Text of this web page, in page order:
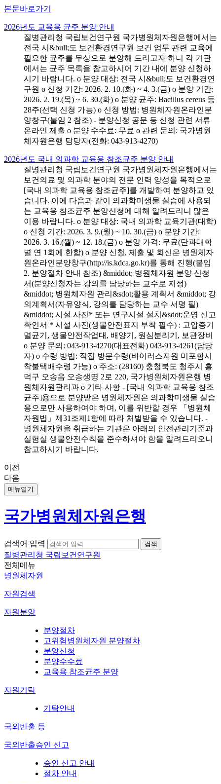
본문바로가기
2026년도 교육용 균주 분양 안내
질병관리청 국립보건연구원 국가병원체자원은행에서는
전국 시&bull;도 보건환경연구원 보건 업무 관련 교육에
필요한 균주를 무상으로 분양해 드리고자 하니 각 기관
에서는 균주 목록을 참고하시어 기간 내에 분양 신청하
시기 바랍니다. o 분양 대상: 전국 시&bull;도 보건환경연
구원 o 신청 기간: 2026. 2. 10.(화) ~ 4. 3.(금) o 분양 기간:
2026. 2. 19.(목) ~ 6. 30.(화) o 분양 균주: Bacillus cereus 등
28주(선택 신청 가능) o 신청 방법: 병원체자원온라인분
양창구(붙임 2 참조) - 분양신청 공문 등 신청 관련 서류
온라인 제출 o 분양 수수료: 무료 o 관련 문의: 국가병원
체자원은행 담당자(전화: 043-913-4270)
2026년도 국내 의과학 교육용 참조균주 분양 안내
질병관리청 국립보건연구원 국가병원체자원은행에서는
보건의료 및 의과학 분야의 전문 인력 양성을 목적으로
[국내 의과학 교육용 참조균주]를 개발하여 분양하고 있
습니다. 이에 다음과 같이 의과학미생물 실습에 사용되
는 교육용 참조균주 분양신청에 대해 알려드리니 많은
이용 바랍니다. o 분양 대상: 국내 의과학 교육기관(대학)
o 신청 기간: 2026. 3. 9.(월) ~ 10. 30.(금) o 분양 기간:
2026. 3. 16.(월) ~ 12. 18.(금) o 분양 가격: 무료(단과대학
별 연 1회에 한함) o 분양 신청, 제출 및 회신은 병원체자
원온라인분양창구(http://is.kdca.go.kr)를 통해 진행(붙임
2. 분양절차 안내 참조) &middot; 병원체자원 분양 신청
서(분양신청자는 강의를 담당하는 교수로 지정)
&middot; 병원체자원 관리&sdot;활용 계획서 &middot; 강
의계획서(자유양식, 강의를 담당하는 교수 서명 필)
&middot; 시설 사진* 또는 연구시설 설치&sdot;운영 신고
확인서 * 시설 사진(생물안전표지 부착 필수) : 고압증기
멸균기, 생물안전작업대, 배양기, 원심분리기, 보관장비
o 분양 문의: 043-913-4270(대표전화) 043-913-4261(담당
자) o 수령 방법: 직접 방문수령(바이러스자원 미포함시
착불택배수령 가능) o 주소: (28160) 충청북도 청주시 흥
덕구 오송읍 오송생명 2로 220, 국가병원체자원은행 병
원체자원관리과 o 기타 사항 - [국내 의과학 교육용 참조
균주]용으로 분양받은 병원체자원은 의과학미생물 실습
용으로만 사용하여야 하며, 이를 위반할 경우 「병원체
자원법」제31조제1항에 따라 처벌받을 수 있습니다. -
병원체자원을 취급하는 기관은 아래의 안전관리기준과
실험실 생물안전수칙을 준수하셔야 함을 알려드리오니
참고하시기 바랍니다.
이전
다음
메뉴열기
국가병원체자원은행
검색어 입력
질병관리청 국립보건연구원
전체메뉴
병원체자원
자원검색
자원분양
분양절차
고위험병원체자원 분양절차
분양신청
분양수수료
교육용 참조균주 분양
자원기탁
기탁안내
국외반출 등
국외반출승인 신고
승인 신고 안내
절차 안내